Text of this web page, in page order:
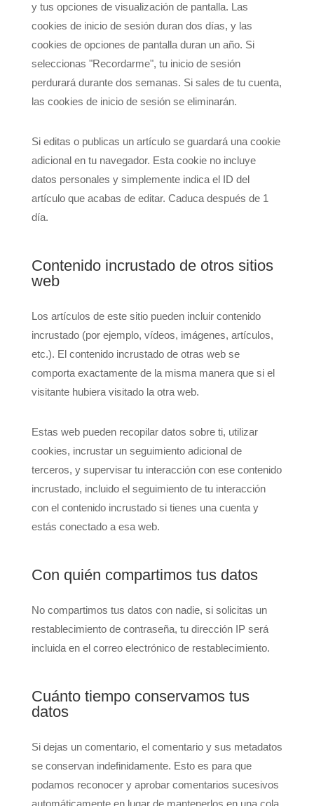
y tus opciones de visualización de pantalla. Las
cookies de inicio de sesión duran dos días, y las
cookies de opciones de pantalla duran un año. Si
seleccionas "Recordarme", tu inicio de sesión
perdurará durante dos semanas. Si sales de tu cuenta,
las cookies de inicio de sesión se eliminarán.
Si editas o publicas un artículo se guardará una cookie
adicional en tu navegador. Esta cookie no incluye
datos personales y simplemente indica el ID del
artículo que acabas de editar. Caduca después de 1
día.
Contenido incrustado de otros sitios
web
Los artículos de este sitio pueden incluir contenido
incrustado (por ejemplo, vídeos, imágenes, artículos,
etc.). El contenido incrustado de otras web se
comporta exactamente de la misma manera que si el
visitante hubiera visitado la otra web.
Estas web pueden recopilar datos sobre ti, utilizar
cookies, incrustar un seguimiento adicional de
terceros, y supervisar tu interacción con ese contenido
incrustado, incluido el seguimiento de tu interacción
con el contenido incrustado si tienes una cuenta y
estás conectado a esa web.
Con quién compartimos tus datos
No compartimos tus datos con nadie, si solicitas un
restablecimiento de contraseña, tu dirección IP será
incluida en el correo electrónico de restablecimiento.
Cuánto tiempo conservamos tus
datos
Si dejas un comentario, el comentario y sus metadatos
se conservan indefinidamente. Esto es para que
podamos reconocer y aprobar comentarios sucesivos
automáticamente en lugar de mantenerlos en una cola